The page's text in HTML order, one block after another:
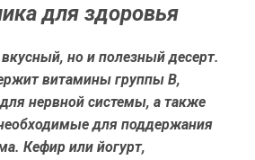
для здоровья
но и полезный десерт.
витамины группы B,
нервной системы, а также
для поддержания
Кефир или йогурт,